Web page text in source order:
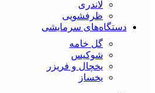
لاندری
ظرفشویی
دستگاه‌های سرمایشی
گل خامه
شوکیس
یخچال و فریزر
یخساز